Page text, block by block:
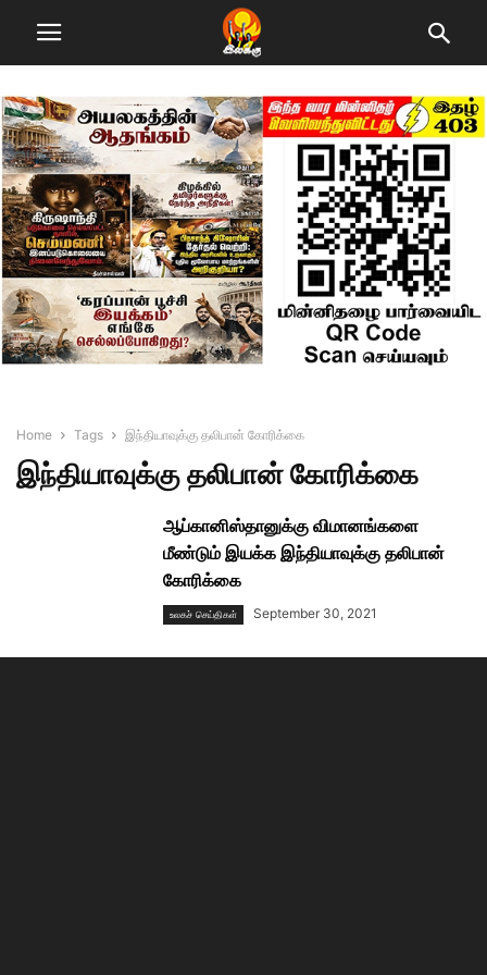
Home Tags இந்தியாவுக்கு தலிபான் கோரிக்கை
இந்தியாவுக்கு தலிபான் கோரிக்கை
ஆப்கானிஸ்தானுக்கு விமானங்களை
மீண்டும் இயக்க இந்தியாவுக்கு தலிபான்
கோரிக்கை
உலகச் செய்திகள் September 30, 2021